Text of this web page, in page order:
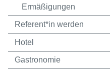
Ermäßigungen
Referent*in werden
Hotel
Gastronomie